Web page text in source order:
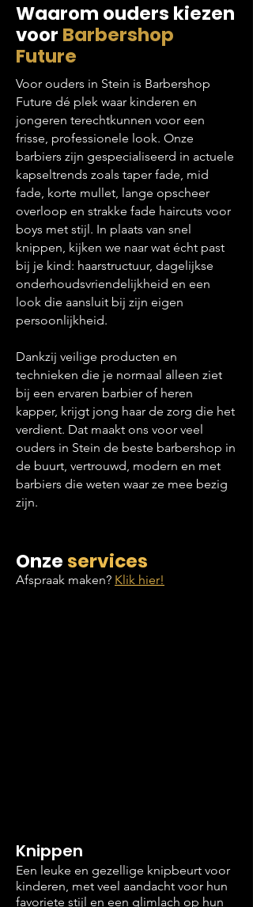
Waarom ouders kiezen
voor Barbershop
Future
Voor ouders in Stein is Barbershop
Future dé plek waar kinderen en
jongeren terechtkunnen voor een
frisse, professionele look. Onze
barbiers zijn gespecialiseerd in actuele
kapseltrends zoals taper fade, mid
fade, korte mullet, lange opscheer
overloop en strakke fade haircuts voor
boys met stijl. In plaats van snel
knippen, kijken we naar wat écht past
bij je kind: haarstructuur, dagelijkse
onderhoudsvriendelijkheid en een
look die aansluit bij zijn eigen
persoonlijkheid.
Dankzij veilige producten en
technieken die je normaal alleen ziet
bij een ervaren barbier of heren
kapper, krijgt jong haar de zorg die het
verdient. Dat maakt ons voor veel
ouders in Stein de beste barbershop in
de buurt, vertrouwd, modern en met
barbiers die weten waar ze mee bezig
zijn.
Onze services
Afspraak maken? Klik hier!
Knippen
Een leuke en gezellige knipbeurt voor
kinderen, met veel aandacht voor hun
favoriete stijl en een glimlach op hun